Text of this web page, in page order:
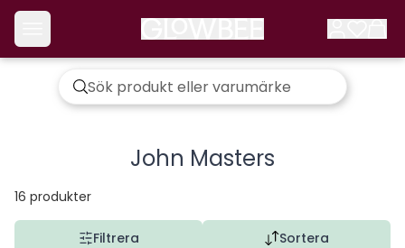
John Masters
16 produkter
Filtrera Sortera